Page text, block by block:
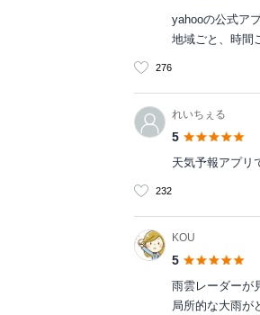
yahooの公式ア
地域ごと、時間
276
れいちぇる
5
天気予報アプリ
232
KOU
5
雨雲レーダーが
局所的な大雨が